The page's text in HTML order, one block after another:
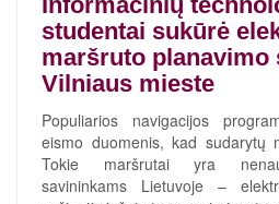
studentai sukūrė
maršruto planavimo
Vilniaus mieste
Populiarios navigacijos
eismo duomenis, kad sudarytų
Tokie maršrutai yra
savininkams Lietuvoje –